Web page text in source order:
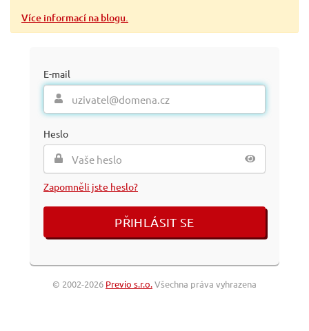
Více informací na blogu.
E-mail
Heslo
Zapomněli jste heslo?
© 2002-2026 Previo s.r.o.Všechna práva vyhrazena